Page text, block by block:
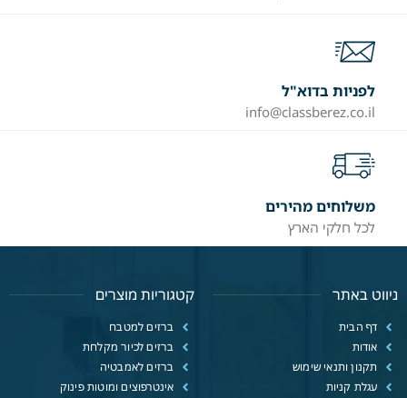
לפניות בדוא"ל
info@classberez.co.il
משלוחים מהירים
לכל חלקי הארץ
ניווט באתר
דף הבית
אודות
תקנון ותנאי שימוש
עגלת קניות
קטגוריות מוצרים
ברזים למטבח
ברזים לכיור מקלחת
ברזים לאמבטיה
אינטרפוצים ומוטות פינוק